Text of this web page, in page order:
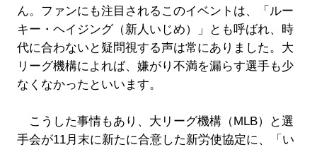
ん。ファンにも注目されるこのイベントは、「ルー
キー・ヘイジング（新人いじめ）」とも呼ばれ、時
代に合わないと疑問視する声は常にありました。大
リーグ機構によれば、嫌がり不満を漏らす選手も少
なくなかったといいます。
こうした事情もあり、大リーグ機構（MLB）と選
手会が11月末に新たに合意した新労使協定に、「い